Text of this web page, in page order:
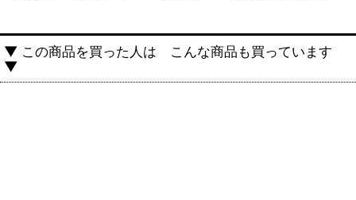
▼ この商品を買った人は こんな商品も買っています
▼